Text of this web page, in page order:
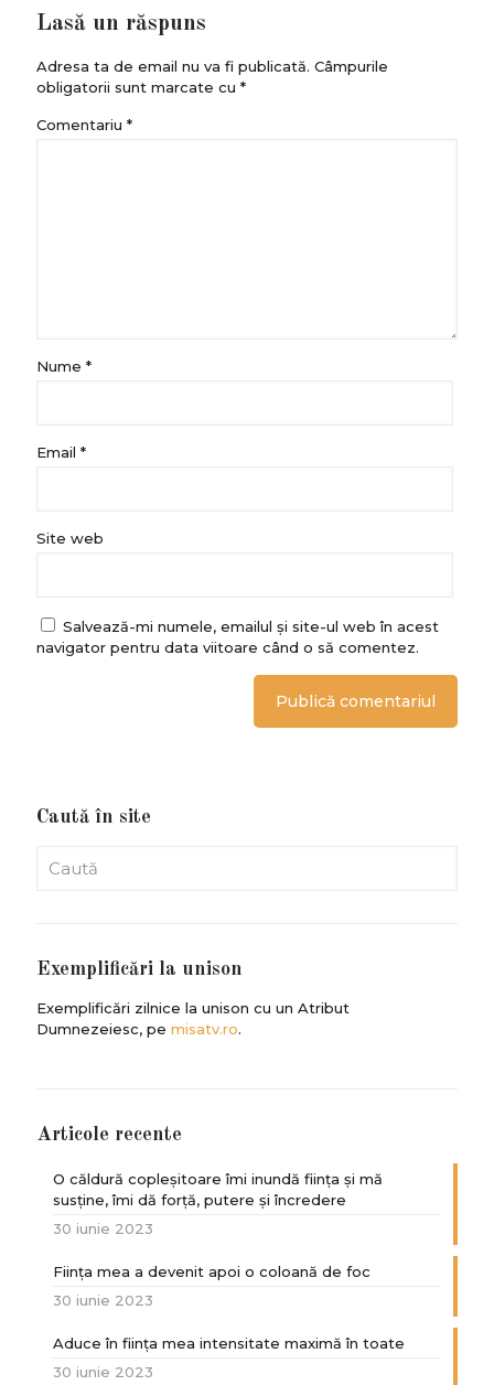
Lasă un răspuns
Adresa ta de email nu va fi publicată. Câmpurile
obligatorii sunt marcate cu *
Comentariu *
Nume *
Email *
Site web
Salvează-mi numele, emailul și site-ul web în acest
navigator pentru data viitoare când o să comentez.
Caută în site
Exemplificări la unison
Exemplificări zilnice la unison cu un Atribut
Dumnezeiesc, pe misatv.ro.
Articole recente
O căldură copleșitoare îmi inundă ființa și mă
susține, îmi dă forță, putere și încredere
30 iunie 2023
Ființa mea a devenit apoi o coloană de foc
30 iunie 2023
Aduce în ființa mea intensitate maximă în toate
30 iunie 2023